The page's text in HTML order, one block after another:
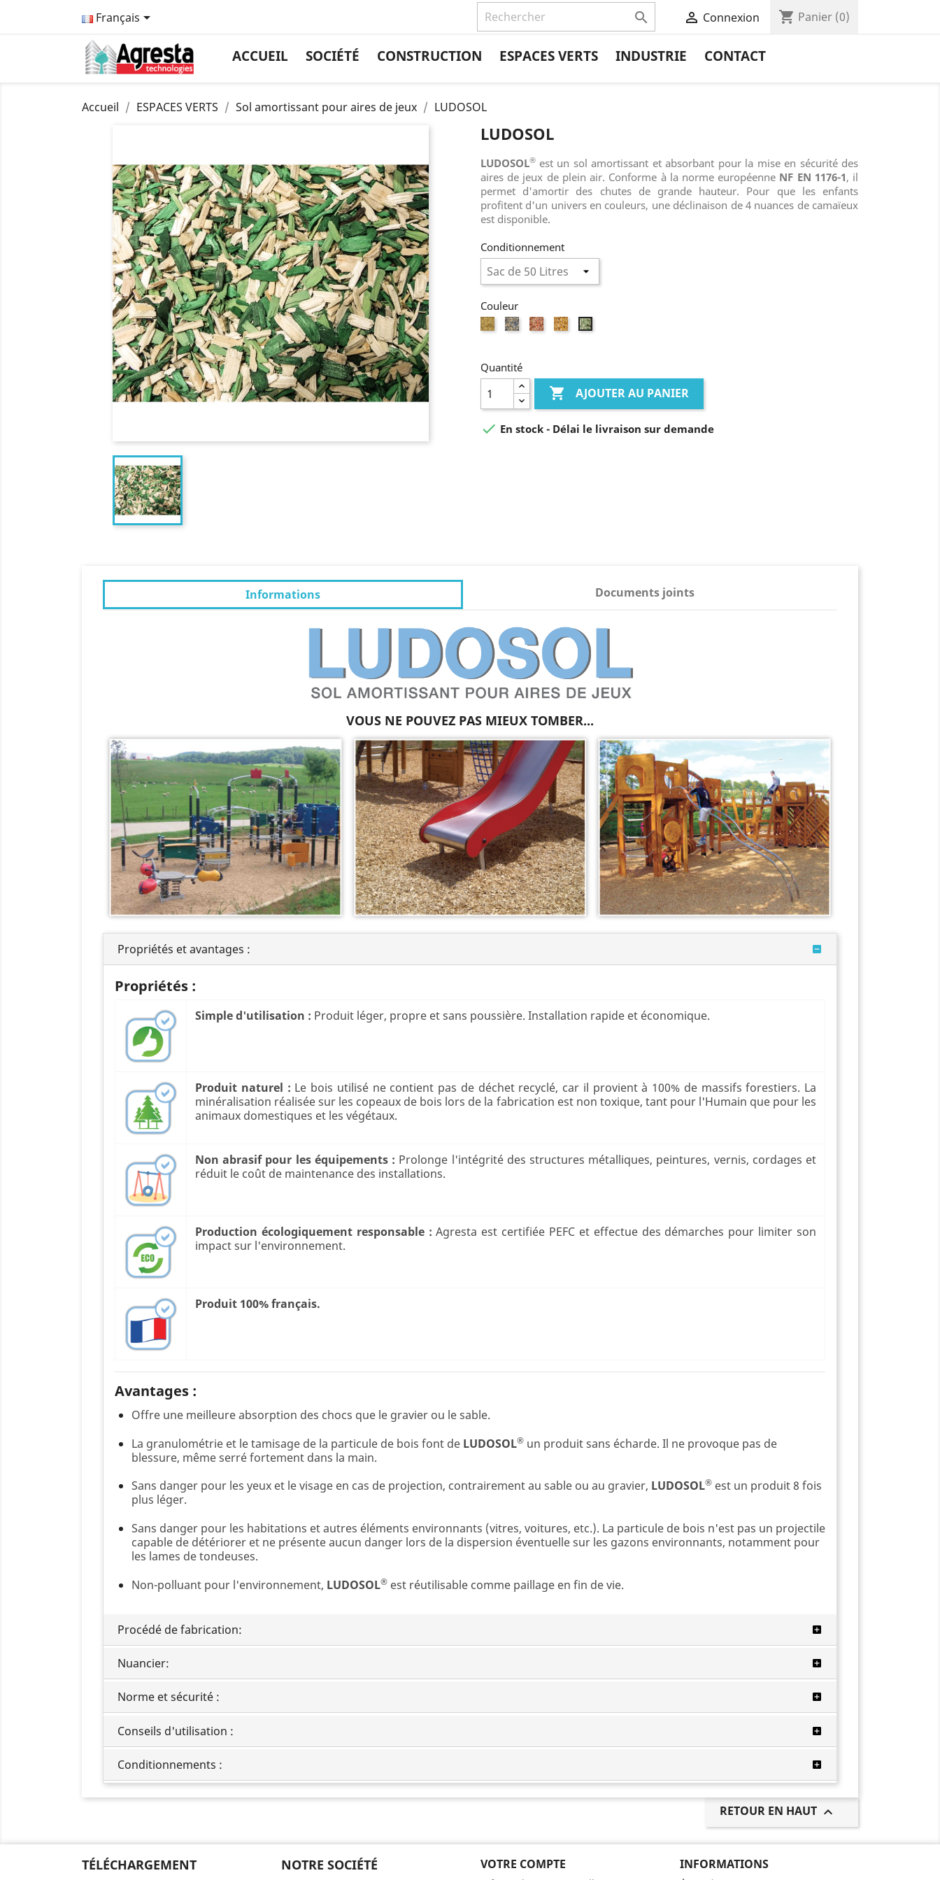
Français   Connexion shopping_cart Panier (0)
ACCUEIL SOCIÉTÉ CONSTRUCTION ESPACES VERTS INDUSTRIE CONTACT
Accueil ESPACES VERTS Sol amortissant pour aires de jeux LUDOSOL
LUDOSOL
LUDOSOL® est un sol amortissant et absorbant pour la mise en sécurité des
aires de jeux de plein air. Conforme à la norme européenne NF EN 1176-1, il
permet d'amortir des chutes de grande hauteur. Pour que les enfants
profitent d'un univers en couleurs, une déclinaison de 4 nuances de camaïeux
est disponible.
Conditionnement
Couleur
NaturelBleu RougeJauneVert
Quantité
 AJOUTER AU PANIER
 En stock - Délai le livraison sur demande
Informations Documents joints
VOUS NE POUVEZ PAS MIEUX TOMBER...
Propriétés et avantages :
Propriétés :
Simple d'utilisation : Produit léger, propre et sans poussière. Installation rapide et économique.
Produit naturel : Le bois utilisé ne contient pas de déchet recyclé, car il provient à 100% de massifs forestiers. La
minéralisation réalisée sur les copeaux de bois lors de la fabrication est non toxique, tant pour l'Humain que pour les
animaux domestiques et les végétaux.
Non abrasif pour les équipements : Prolonge l'intégrité des structures métalliques, peintures, vernis, cordages et
réduit le coût de maintenance des installations.
Production écologiquement responsable : Agresta est certifiée PEFC et effectue des démarches pour limiter son
impact sur l'environnement.
Produit 100% français.
Avantages :
Offre une meilleure absorption des chocs que le gravier ou le sable.
La granulométrie et le tamisage de la particule de bois font de LUDOSOL® un produit sans écharde. Il ne provoque pas de
blessure, même serré fortement dans la main.
Sans danger pour les yeux et le visage en cas de projection, contrairement au sable ou au gravier, LUDOSOL® est un produit 8 fois
plus léger.
Sans danger pour les habitations et autres éléments environnants (vitres, voitures, etc.). La particule de bois n'est pas un projectile
capable de détériorer et ne présente aucun danger lors de la dispersion éventuelle sur les gazons environnants, notamment pour
les lames de tondeuses.
Non-polluant pour l'environnement, LUDOSOL® est réutilisable comme paillage en fin de vie.
Procédé de fabrication:
Nuancier:
Norme et sécurité :
Conseils d'utilisation :
Conditionnements :
RETOUR EN HAUT 
TÉLÉCHARGEMENT NOTRE SOCIÉTÉ VOTRE COMPTE
INFORMATIONS